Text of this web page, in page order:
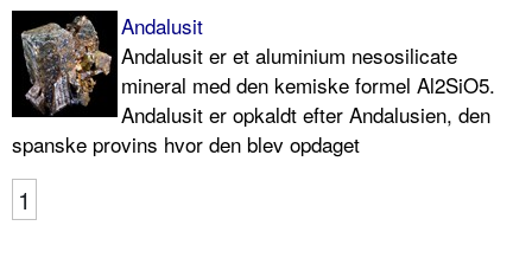
Andalusit
Andalusit er et aluminium nesosilicate
mineral med den kemiske formel Al2SiO5.
Andalusit er opkaldt efter Andalusien, den
spanske provins hvor den blev opdaget
1